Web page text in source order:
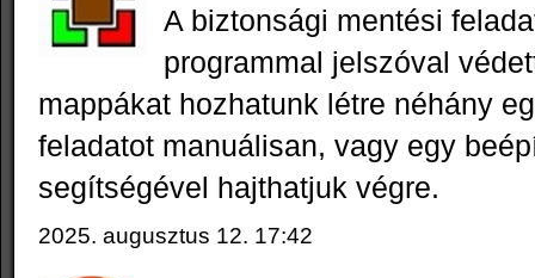
A biztonsági mentési
programmal jelszóval
mappákat hozhatunk létre néhány
feladatot manuálisan, vagy egy
segítségével hajthatjuk végre.
2025. augusztus 12. 17:42